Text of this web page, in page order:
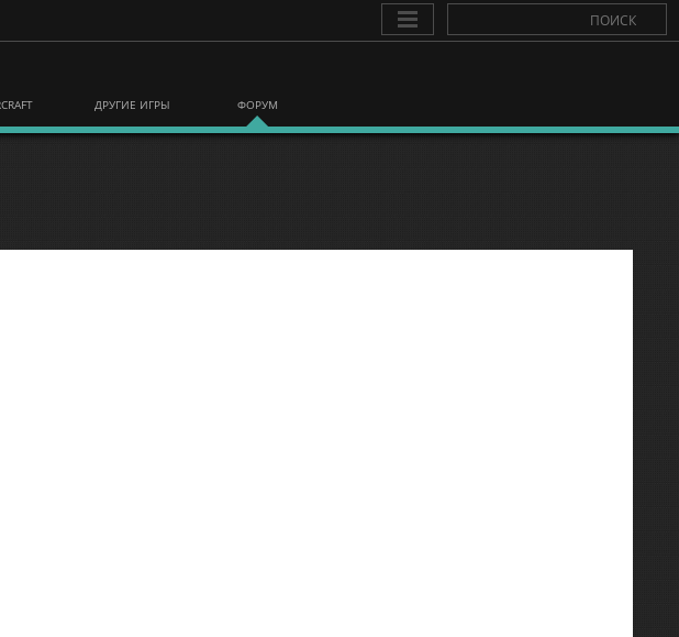
ДРУГИЕ ИГРЫ ФОРУМ